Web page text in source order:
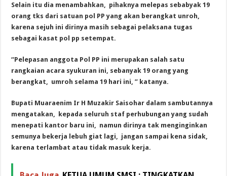
Selain itu dia menambahkan, pihaknya melepas sebabyak 19
orang tks dari satuan pol PP yang akan berangkat unroh,
karena sejuh ini dirinya masih sebagai pelaksana tugas
sebagai kasat pol pp setempat.
“Pelepasan anggota Pol PP ini merupakan salah satu
rangkaian acara syukuran ini, sebanyak 19 orang yang
berangkat, umroh selama 19 hari ini, ” katanya.
Bupati Muaraenim Ir H Muzakir Saisohar dalam sambutannya
mengatakan, kepada seluruh staf perhubungan yang sudah
menepati kantor baru ini, namun dirinya tak menginginkan
semunya bekerja lebuh giat lagi, jangan sampai kena sidak,
karena terlambat atau tidak masuk kerja.